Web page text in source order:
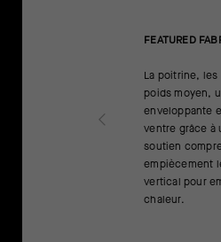
FEATURED
La poitrine,
poids moyen,
enveloppante
ventre grâce à
soutien
empiècement
vertical pour
chaleur.